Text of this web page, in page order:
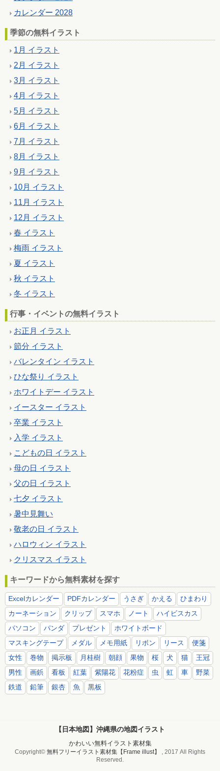
カレンダー 2028
季節の無料イラスト
1月 イラスト
2月 イラスト
3月 イラスト
4月 イラスト
5月 イラスト
6月 イラスト
7月 イラスト
8月 イラスト
9月 イラスト
10月 イラスト
11月 イラスト
12月 イラスト
春 イラスト
梅雨 イラスト
夏 イラスト
秋 イラスト
冬 イラスト
行事・イベントの無料イラスト
お正月 イラスト
節分 イラスト
バレンタイン イラスト
ひな祭り イラスト
ホワイトデー イラスト
イースター イラスト
卒業 イラスト
入学 イラスト
こどもの日 イラスト
母の日 イラスト
父の日 イラスト
七夕 イラスト
暑中見舞い
敬老の日 イラスト
ハロウィン イラスト
クリスマス イラスト
キーワードから無料素材を探す
Excelカレンダー PDFカレンダー うさぎ かえる
ひまわり
カーネーション
クリップ スマホ ノート
ハイビスカス
パソコン
パンダ プレゼント
ホワイトボード
マスキングテープ
メダル メモ用紙 リボン リース
便箋
女性
巻物 掲示板 月桂樹 朝顔 果物 桜 犬 猫
王冠
男性
画鋲 看板 紅葉 紫陽花 花粉症 虫 虹 車
野菜
鉄道
鉛筆 銀杏 魚 黒板
【日本地図】沖縄県の地図イラスト
かわいい無料イラスト素材集
Copyright© 無料フリーイラスト素材集【Frame illust】
, 2017 All Rights
Reserved.